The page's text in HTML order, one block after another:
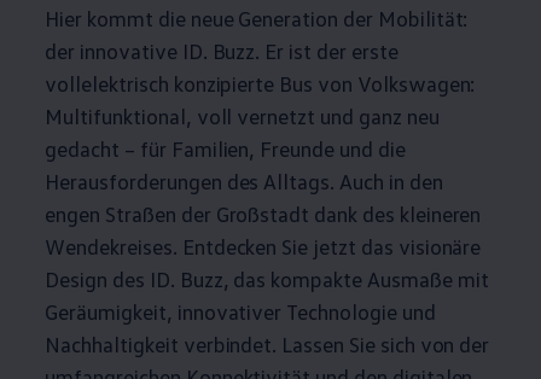
Hier kommt die neue Generation der Mobilität:
der innovative ID. Buzz. Er ist der erste
vollelektrisch konzipierte Bus von Volkswagen:
Multifunktional, voll vernetzt und ganz neu
gedacht – für Familien, Freunde und die
Herausforderungen des Alltags. Auch in den
engen Straßen der Großstadt dank des kleineren
Wendekreises. Entdecken Sie jetzt das visionäre
Design des ID. Buzz, das kompakte Ausmaße mit
Geräumigkeit, innovativer Technologie und
Nachhaltigkeit verbindet. Lassen Sie sich von der